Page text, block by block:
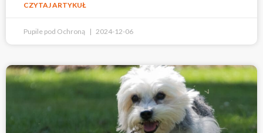
CZYTAJ ARTYKUŁ
Pupile pod Ochroną 2024-12-06